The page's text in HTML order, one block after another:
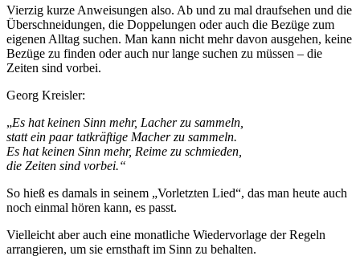
Vierzig kurze Anweisungen also. Ab und zu mal draufsehen und die
Überschneidungen, die Doppelungen oder auch die Bezüge zum
eigenen Alltag suchen. Man kann nicht mehr davon ausgehen, keine
Bezüge zu finden oder auch nur lange suchen zu müssen – die
Zeiten sind vorbei.
Georg Kreisler:
„Es hat keinen Sinn mehr, Lacher zu sammeln,
statt ein paar tatkräftige Macher zu sammeln.
Es hat keinen Sinn mehr, Reime zu schmieden,
die Zeiten sind vorbei.“
So hieß es damals in seinem „Vorletzten Lied“, das man heute auch
noch einmal hören kann, es passt.
Vielleicht aber auch eine monatliche Wiedervorlage der Regeln
arrangieren, um sie ernsthaft im Sinn zu behalten.